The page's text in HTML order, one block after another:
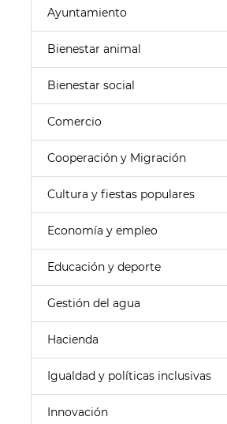
Ayuntamiento
Bienestar animal
Bienestar social
Comercio
Cooperación y Migración
Cultura y fiestas populares
Economía y empleo
Educación y deporte
Gestión del agua
Hacienda
Igualdad y políticas inclusivas
Innovación